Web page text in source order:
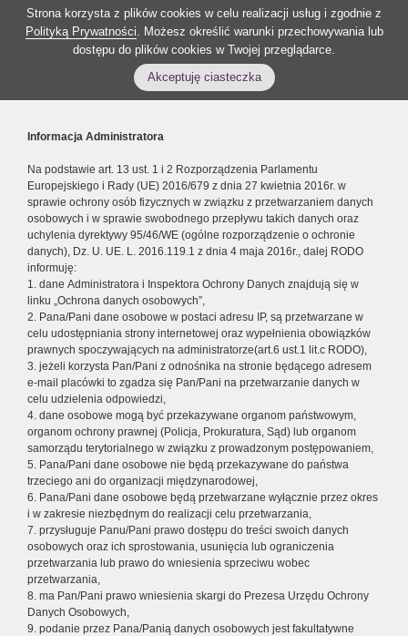
Strona korzysta z plików cookies w celu realizacji usług i zgodnie z
Polityką Prywatności. Możesz określić warunki przechowywania lub
dostępu do plików cookies w Twojej przeglądarce.
Akceptuję ciasteczka
Informacja Administratora
Na podstawie art. 13 ust. 1 i 2 Rozporządzenia Parlamentu
Europejskiego i Rady (UE) 2016/679 z dnia 27 kwietnia 2016r. w
sprawie ochrony osób fizycznych w związku z przetwarzaniem danych
osobowych i w sprawie swobodnego przepływu takich danych oraz
uchylenia dyrektywy 95/46/WE (ogólne rozporządzenie o ochronie
danych), Dz. U. UE. L. 2016.119.1 z dnia 4 maja 2016r., dalej RODO
informuję:
1. dane Administratora i Inspektora Ochrony Danych znajdują się w
linku „Ochrona danych osobowych”,
2. Pana/Pani dane osobowe w postaci adresu IP, są przetwarzane w
celu udostępniania strony internetowej oraz wypełnienia obowiązków
prawnych spoczywających na administratorze(art.6 ust.1 lit.c RODO),
3. jeżeli korzysta Pan/Pani z odnośnika na stronie będącego adresem
e-mail placówki to zgadza się Pan/Pani na przetwarzanie danych w
celu udzielenia odpowiedzi,
4. dane osobowe mogą być przekazywane organom państwowym,
organom ochrony prawnej (Policja, Prokuratura, Sąd) lub organom
samorządu terytorialnego w związku z prowadzonym postępowaniem,
5. Pana/Pani dane osobowe nie będą przekazywane do państwa
trzeciego ani do organizacji międzynarodowej,
6. Pana/Pani dane osobowe będą przetwarzane wyłącznie przez okres
i w zakresie niezbędnym do realizacji celu przetwarzania,
7. przysługuje Panu/Pani prawo dostępu do treści swoich danych
osobowych oraz ich sprostowania, usunięcia lub ograniczenia
przetwarzania lub prawo do wniesienia sprzeciwu wobec
przetwarzania,
8. ma Pan/Pani prawo wniesienia skargi do Prezesa Urzędu Ochrony
Danych Osobowych,
9. podanie przez Pana/Panią danych osobowych jest fakultatywne